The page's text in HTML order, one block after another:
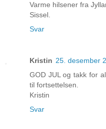
Varme hilsener fra
Sissel.
Svar
Kristin 25. desember
GOD JUL og takk for
til fortsettelsen.
Kristin
Svar